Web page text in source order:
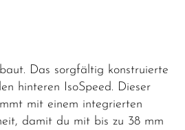
Das sorgfältig konstruierte
hinteren IsoSpeed. Dieser
mit einem integrierten
damit du mit bis zu 38 mm